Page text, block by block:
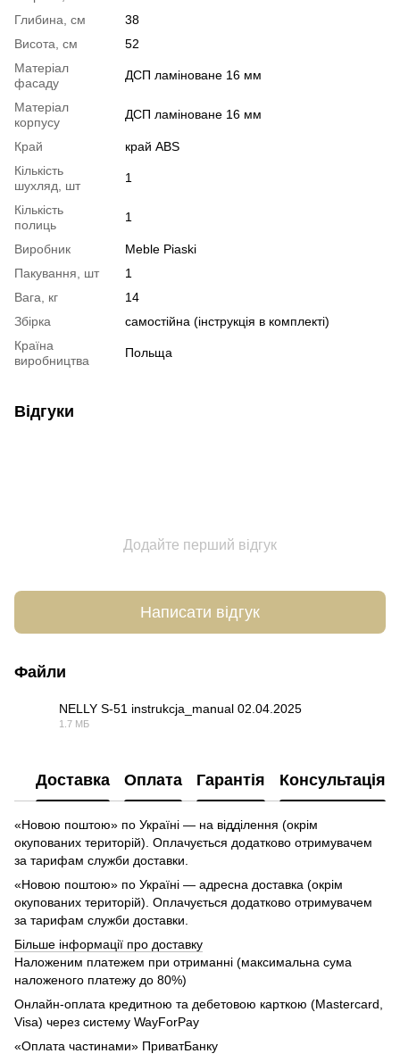
Глибина, см
38
Висота, см
52
Матеріал
фасаду
ДСП ламіноване 16 мм
Матеріал
корпусу
ДСП ламіноване 16 мм
Край
край ABS
Кількість
шухляд, шт
1
Кількість
полиць
1
Виробник
Meble Piaski
Пакування, шт
1
Вага, кг
14
Збірка
самостійна (інструкція в комплекті)
Країна
виробництва
Польща
Відгуки
Додайте перший відгук
Написати відгук
Файли
NELLY S-51 instrukcja_manual 02.04.2025
1.7 МБ
Доставка Оплата Гарантія Консультація
«Новою поштою» по Україні — на відділення (окрім
окупованих територій). Оплачується додатково отримувачем
за тарифам служби доставки.
«Новою поштою» по Україні — адресна доставка (окрім
окупованих територій). Оплачується додатково отримувачем
за тарифам служби доставки.
Більше інформації про доставку
Наложеним платежем при отриманні (максимальна сума
наложеного платежу до 80%)
Онлайн-оплата кредитною та дебетовою карткою (Mastercard,
Visa) через систему WayForPay
«Оплата частинами» ПриватБанку